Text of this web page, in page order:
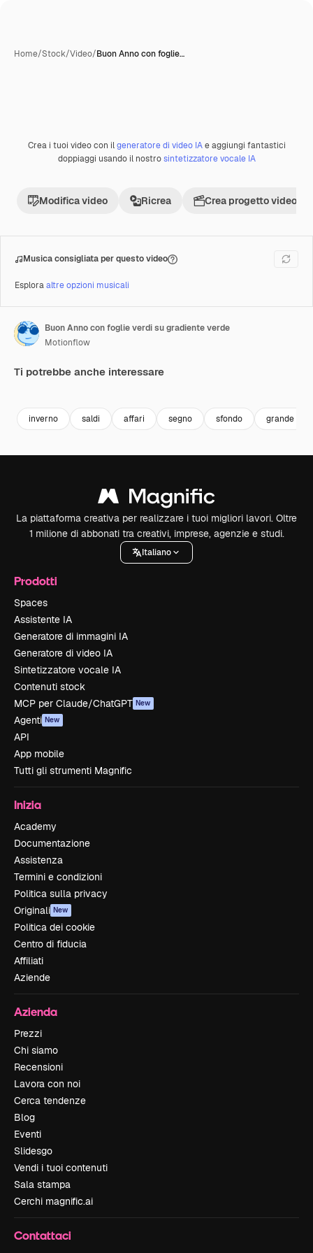
Home/Stock/Video/Buon Anno con foglie…
Premium
Crea i tuoi video con ilgeneratore di video IAe aggiungi fantastici
doppiaggi usando il nostrosintetizzatore vocale IA
Modifica video Ricrea Crea progetto video
Musica consigliata per questo video
Esploraaltre opzioni musicali
Buon Anno con foglie verdi su gradiente verde
Motionflow
Ti potrebbe anche interessare
inverno saldi affari segno sfondo grande
La piattaforma creativa per realizzare i tuoi migliori lavori. Oltre
1 milione di abbonati tra creativi, imprese, agenzie e studi.
Italiano
Prodotti
Spaces
Assistente IA
Generatore di immagini IA
Generatore di video IA
Sintetizzatore vocale IA
Contenuti stock
MCP per Claude/ChatGPT New
Agenti New
API
App mobile
Tutti gli strumenti Magnific
Inizia
Academy
Documentazione
Assistenza
Termini e condizioni
Politica sulla privacy
Originali New
Politica dei cookie
Centro di fiducia
Affiliati
Aziende
Azienda
Prezzi
Chi siamo
Recensioni
Lavora con noi
Cerca tendenze
Blog
Eventi
Slidesgo
Vendi i tuoi contenuti
Sala stampa
Cerchi magnific.ai
Contattaci